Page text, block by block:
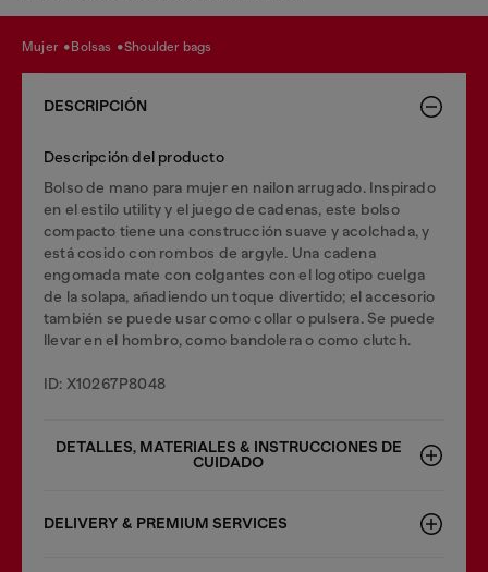
mujer bolsas shoulder bags
DESCRIPCIÓN
Descripción del producto
Bolso de mano para mujer en nailon arrugado. Inspirado
en el estilo utility y el juego de cadenas, este bolso
compacto tiene una construcción suave y acolchada, y
está cosido con rombos de argyle. Una cadena
engomada mate con colgantes con el logotipo cuelga
de la solapa, añadiendo un toque divertido; el accesorio
también se puede usar como collar o pulsera. Se puede
llevar en el hombro, como bandolera o como clutch.
ID: X10267P8048
DETALLES, MATERIALES & INSTRUCCIONES DE
CUIDADO
DELIVERY & PREMIUM SERVICES